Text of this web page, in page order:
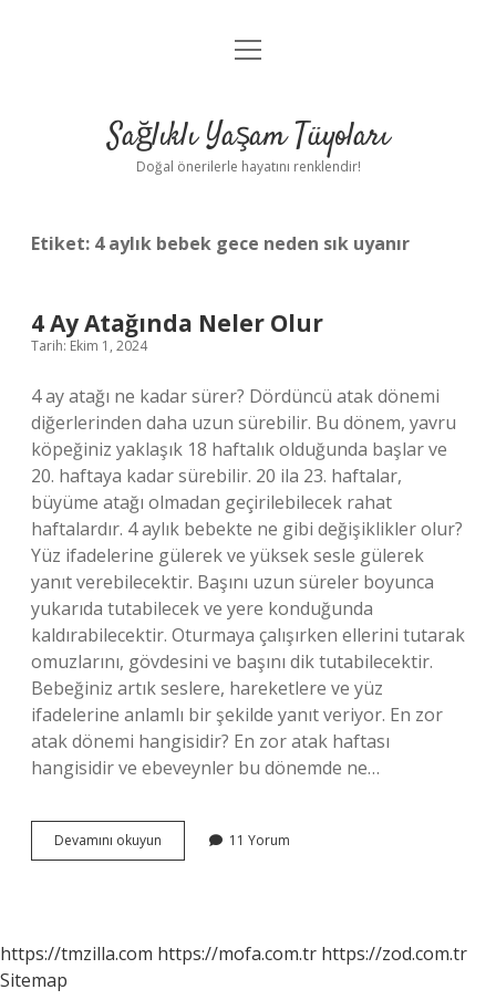
Anasayfa
Yasal Uyarı
menüyü
Sağlıklı Yaşam Tüyoları
Doğal önerilerle hayatını renklendir!
Etiket: 4 aylık bebek gece neden sık uyanır
4 Ay Atağında Neler Olur
Tarih: Ekim 1, 2024
4 ay atağı ne kadar sürer? Dördüncü atak dönemi
diğerlerinden daha uzun sürebilir. Bu dönem, yavru
köpeğiniz yaklaşık 18 haftalık olduğunda başlar ve
20. haftaya kadar sürebilir. 20 ila 23. haftalar,
büyüme atağı olmadan geçirilebilecek rahat
haftalardır. 4 aylık bebekte ne gibi değişiklikler olur?
Yüz ifadelerine gülerek ve yüksek sesle gülerek
yanıt verebilecektir. Başını uzun süreler boyunca
yukarıda tutabilecek ve yere konduğunda
kaldırabilecektir. Oturmaya çalışırken ellerini tutarak
omuzlarını, gövdesini ve başını dik tutabilecektir.
Bebeğiniz artık seslere, hareketlere ve yüz
ifadelerine anlamlı bir şekilde yanıt veriyor. En zor
atak dönemi hangisidir? En zor atak haftası
hangisidir ve ebeveynler bu dönemde ne…
Devamını okuyun
Ay
11 Yorum
https://tmzilla.com https://mofa.com.tr https://zod.com.tr
Sitemap